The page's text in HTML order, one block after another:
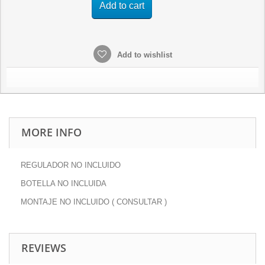
Add to cart
Add to wishlist
MORE INFO
REGULADOR NO INCLUIDO
BOTELLA NO INCLUIDA
MONTAJE NO INCLUIDO ( CONSULTAR )
REVIEWS